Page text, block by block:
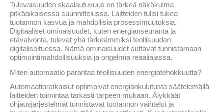
Tulevaisuuden skaalautuvuus on tärkeä näkökulma
pitkäaikaisessa suunnittelussa. Laitteiden tulisi tukea
tuotannon kasvua ja mahdollisia prosessimuutoksia.
Digitaaliset ominaisuudet, kuten energianseuranta ja
etävalvonta, tulevat yhä tärkeämmiksi teollisuuden
digitalisoituessa. Nämä ominaisuudet auttavat tunnistamaan
optimointimahdollisuuksia ja ongelmia reaaliajassa.
Miten automaatio parantaa teollisuuden energiatehokkuutta?
Automaatioratkaisut optimoivat energiankulutusta säätelemällä
laitteiden toimintaa tarkasti tarpeen mukaan. Älykkäät
ohjausjärjestelmät tunnistavat tuotannon vaihtelut ja